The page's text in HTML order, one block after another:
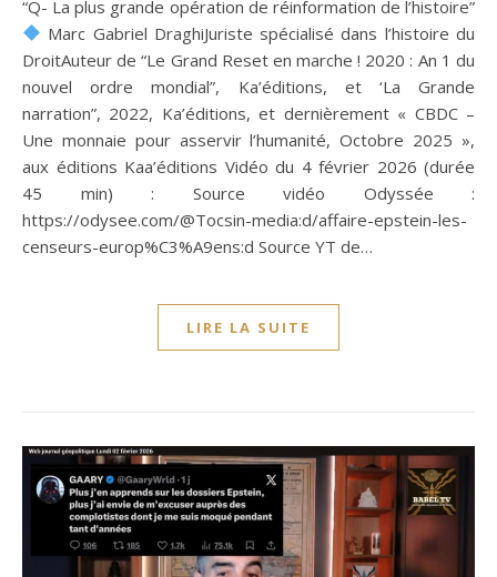
“Q- La plus grande opération de réinformation de l’histoire”
Marc Gabriel DraghiJuriste spécialisé dans l’histoire du
DroitAuteur de “Le Grand Reset en marche ! 2020 : An 1 du
nouvel ordre mondial”, Ka’éditions, et ‘La Grande
narration”, 2022, Ka’éditions, et dernièrement « CBDC –
Une monnaie pour asservir l’humanité, Octobre 2025 »,
aux éditions Kaa’éditions Vidéo du 4 février 2026 (durée
45 min) : Source vidéo Odyssée :
https://odysee.com/@Tocsin-media:d/affaire-epstein-les-
censeurs-europ%C3%A9ens:d Source YT de…
LIRE LA SUITE